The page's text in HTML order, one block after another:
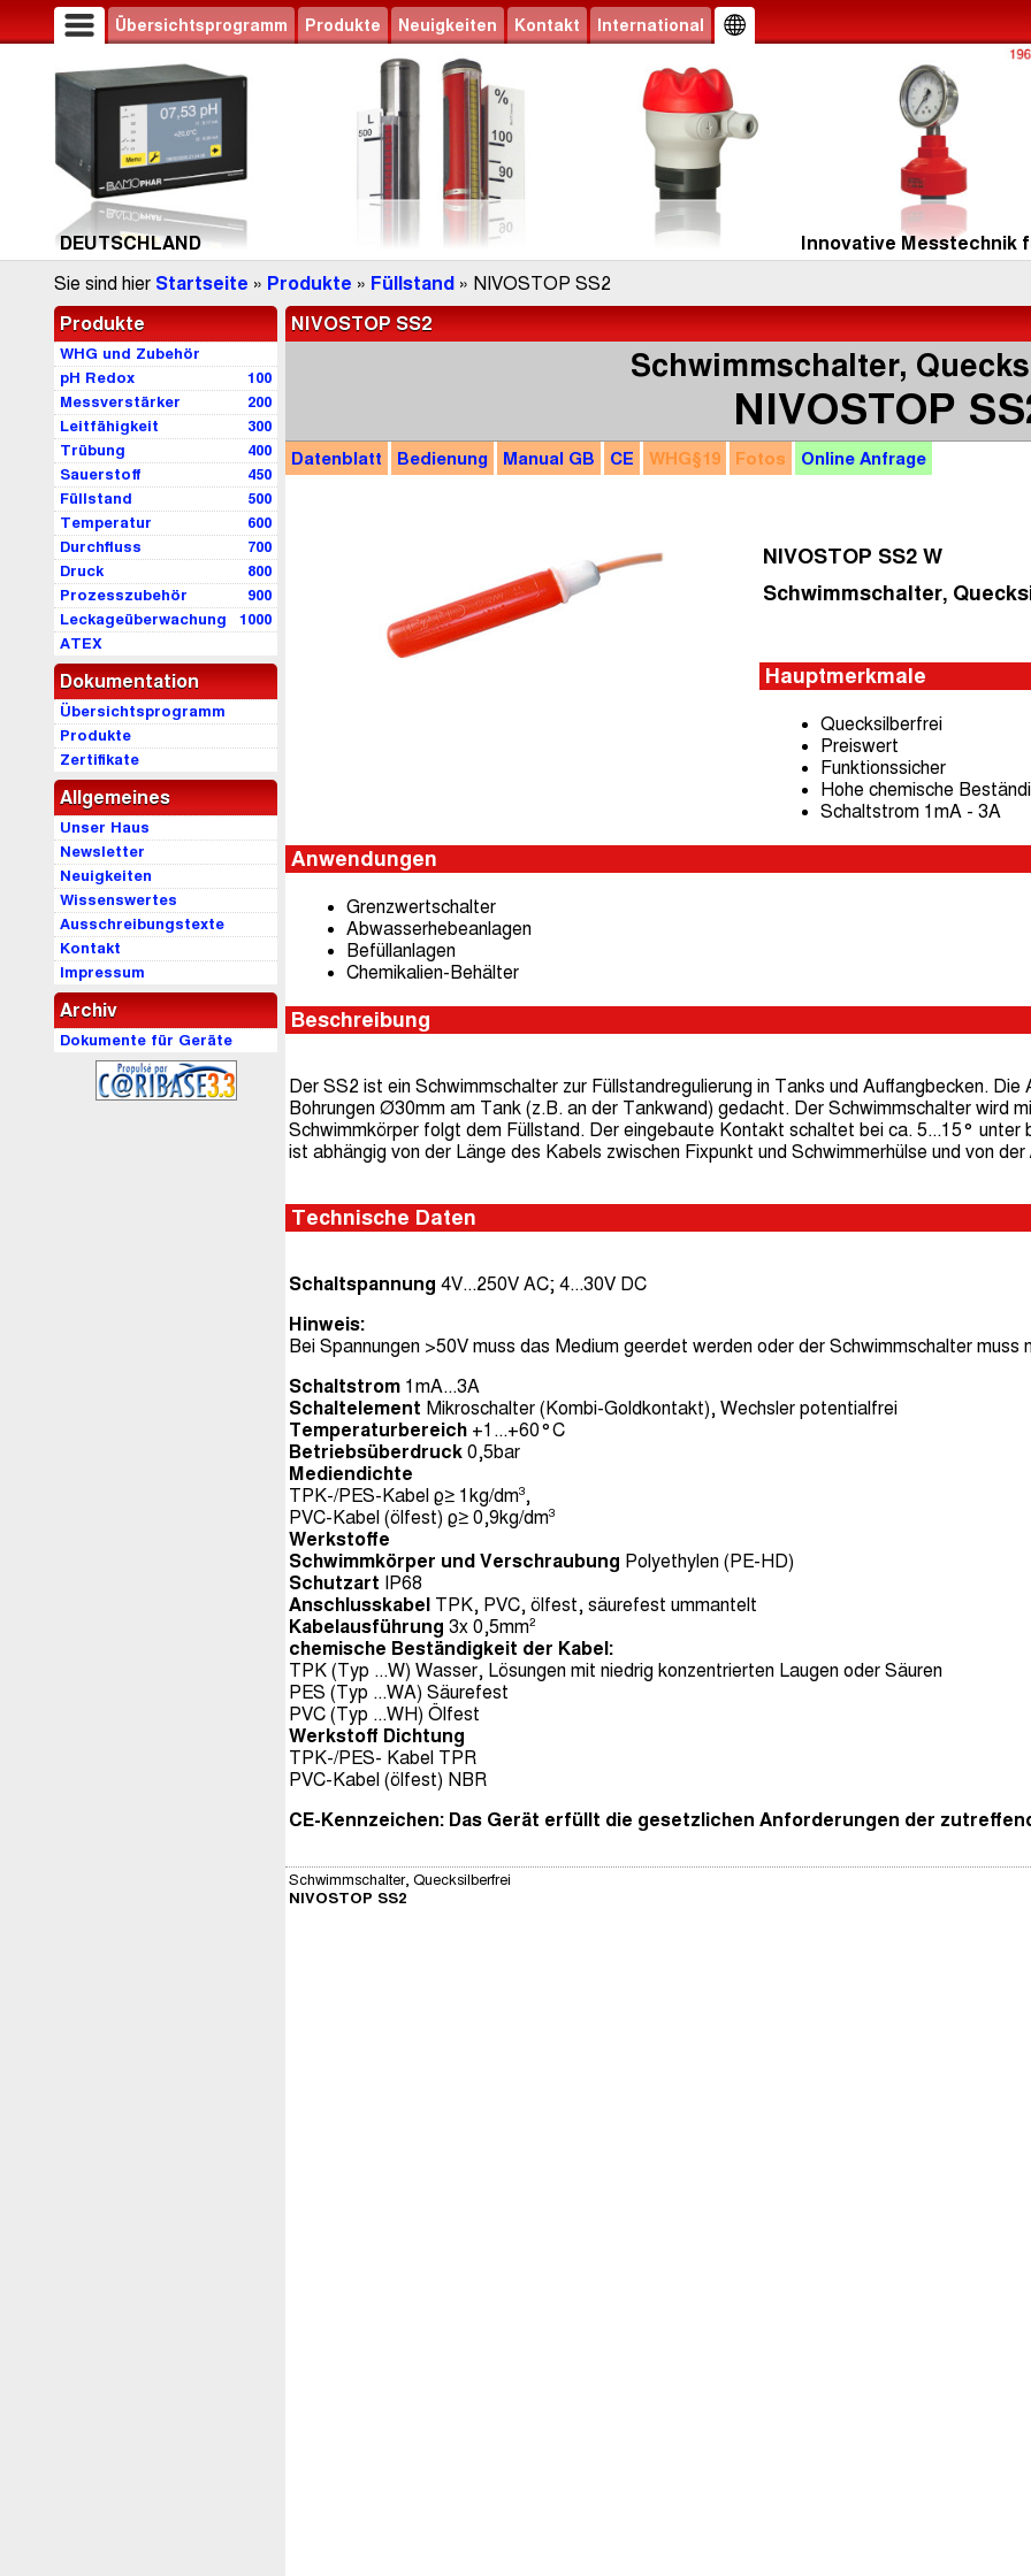
Übersichtsprogramm Produkte Neuigkeiten Kontakt International
DEUTSCHLAND Innovative Messtechnik
Sie sind hier Startseite » Produkte » Füllstand » NIVOSTOP SS2
Produkte
WHG und Zubehör
100
pH Redox
200
Messverstärker
300
Leitfähigkeit
400
Trübung
450
Sauerstoff
500
Füllstand
600
Temperatur
700
Durchfluss
800
Druck
900
Prozesszubehör
1000
Leckageüberwachung
ATEX
Dokumentation
Übersichtsprogramm
Produkte
Zertifikate
Allgemeines
Unser Haus
Newsletter
Neuigkeiten
Wissenswertes
Ausschreibungstexte
Kontakt
Impressum
Archiv
Dokumente für Geräte
NIVOSTOP SS2
Schwimmschalter,
NIVOSTOP
Datenblatt Bedienung Manual GB CE WHG§19 Fotos Online Anfrage
NIVOSTOP SS2 W
Schwimmschalter,
Hauptmerkmale
Quecksilberfrei
Preiswert
Funktionssicher
Hohe chemische
Schaltstrom 1mA - 3A
Anwendungen
Grenzwertschalter
Abwasserhebeanlagen
Befüllanlagen
Chemikalien-Behälter
Beschreibung
Der SS2 ist ein Schwimmschalter zur Füllstandregulierung in Tanks und Auffangbecken.
Bohrungen Ø30mm am Tank (z.B. an der Tankwand) gedacht. Der Schwimmschalter wird
Schwimmkörper folgt dem Füllstand. Der eingebaute Kontakt schaltet bei ca. 5...15° unter
ist abhängig von der Länge des Kabels zwischen Fixpunkt und Schwimmerhülse und von
Technische Daten
Schaltspannung 4V...250V AC; 4...30V DC
Hinweis:
Bei Spannungen >50V muss das Medium geerdet werden oder der Schwimmschalter
Schaltstrom 1mA...3A
Schaltelement Mikroschalter (Kombi-Goldkontakt), Wechsler potentialfrei
Temperaturbereich +1...+60°C
Betriebsüberdruck 0,5bar
Mediendichte
TPK-/PES-Kabel ϱ≥ 1kg/dm³,
PVC-Kabel (ölfest) ϱ≥ 0,9kg/dm³
Werkstoffe
Schwimmkörper und Verschraubung Polyethylen (PE-HD)
Schutzart IP68
Anschlusskabel TPK, PVC, ölfest, säurefest ummantelt
Kabelausführung 3x 0,5mm²
chemische Beständigkeit der Kabel:
TPK (Typ ...W) Wasser, Lösungen mit niedrig konzentrierten Laugen oder Säuren
PES (Typ ...WA) Säurefest
PVC (Typ ...WH) Ölfest
Werkstoff Dichtung
TPK-/PES- Kabel TPR
PVC-Kabel (ölfest) NBR
CE-Kennzeichen: Das Gerät erfüllt die gesetzlichen Anforderungen der
Schwimmschalter, Quecksilberfrei
NIVOSTOP SS2